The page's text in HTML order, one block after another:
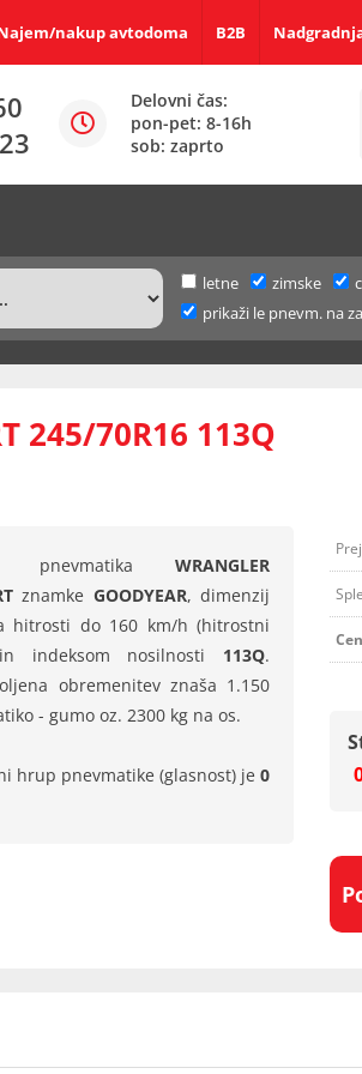
nakup avtodoma B2B
Delovni čas:
pon-pet: 8-16h
sob: zaprto
letne zimske
prikaži le pnevm. na
245/70R16 113Q
pnevmatikaWRANGLER
znamke GOODYEAR, dimenzij
hitrosti do 160 km/h (hitrostni
indeksom nosilnosti 113Q.
obremenitev znaša 1.150
- gumo oz. 2300 kg na os.
hrup pnevmatike (glasnost) je0